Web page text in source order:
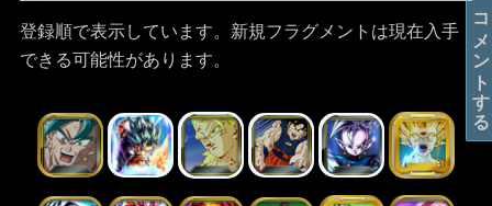
登録順で表示しています。新規フラグメントは現在入手
できる可能性があります。
コメントする